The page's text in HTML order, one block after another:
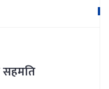
सहमति